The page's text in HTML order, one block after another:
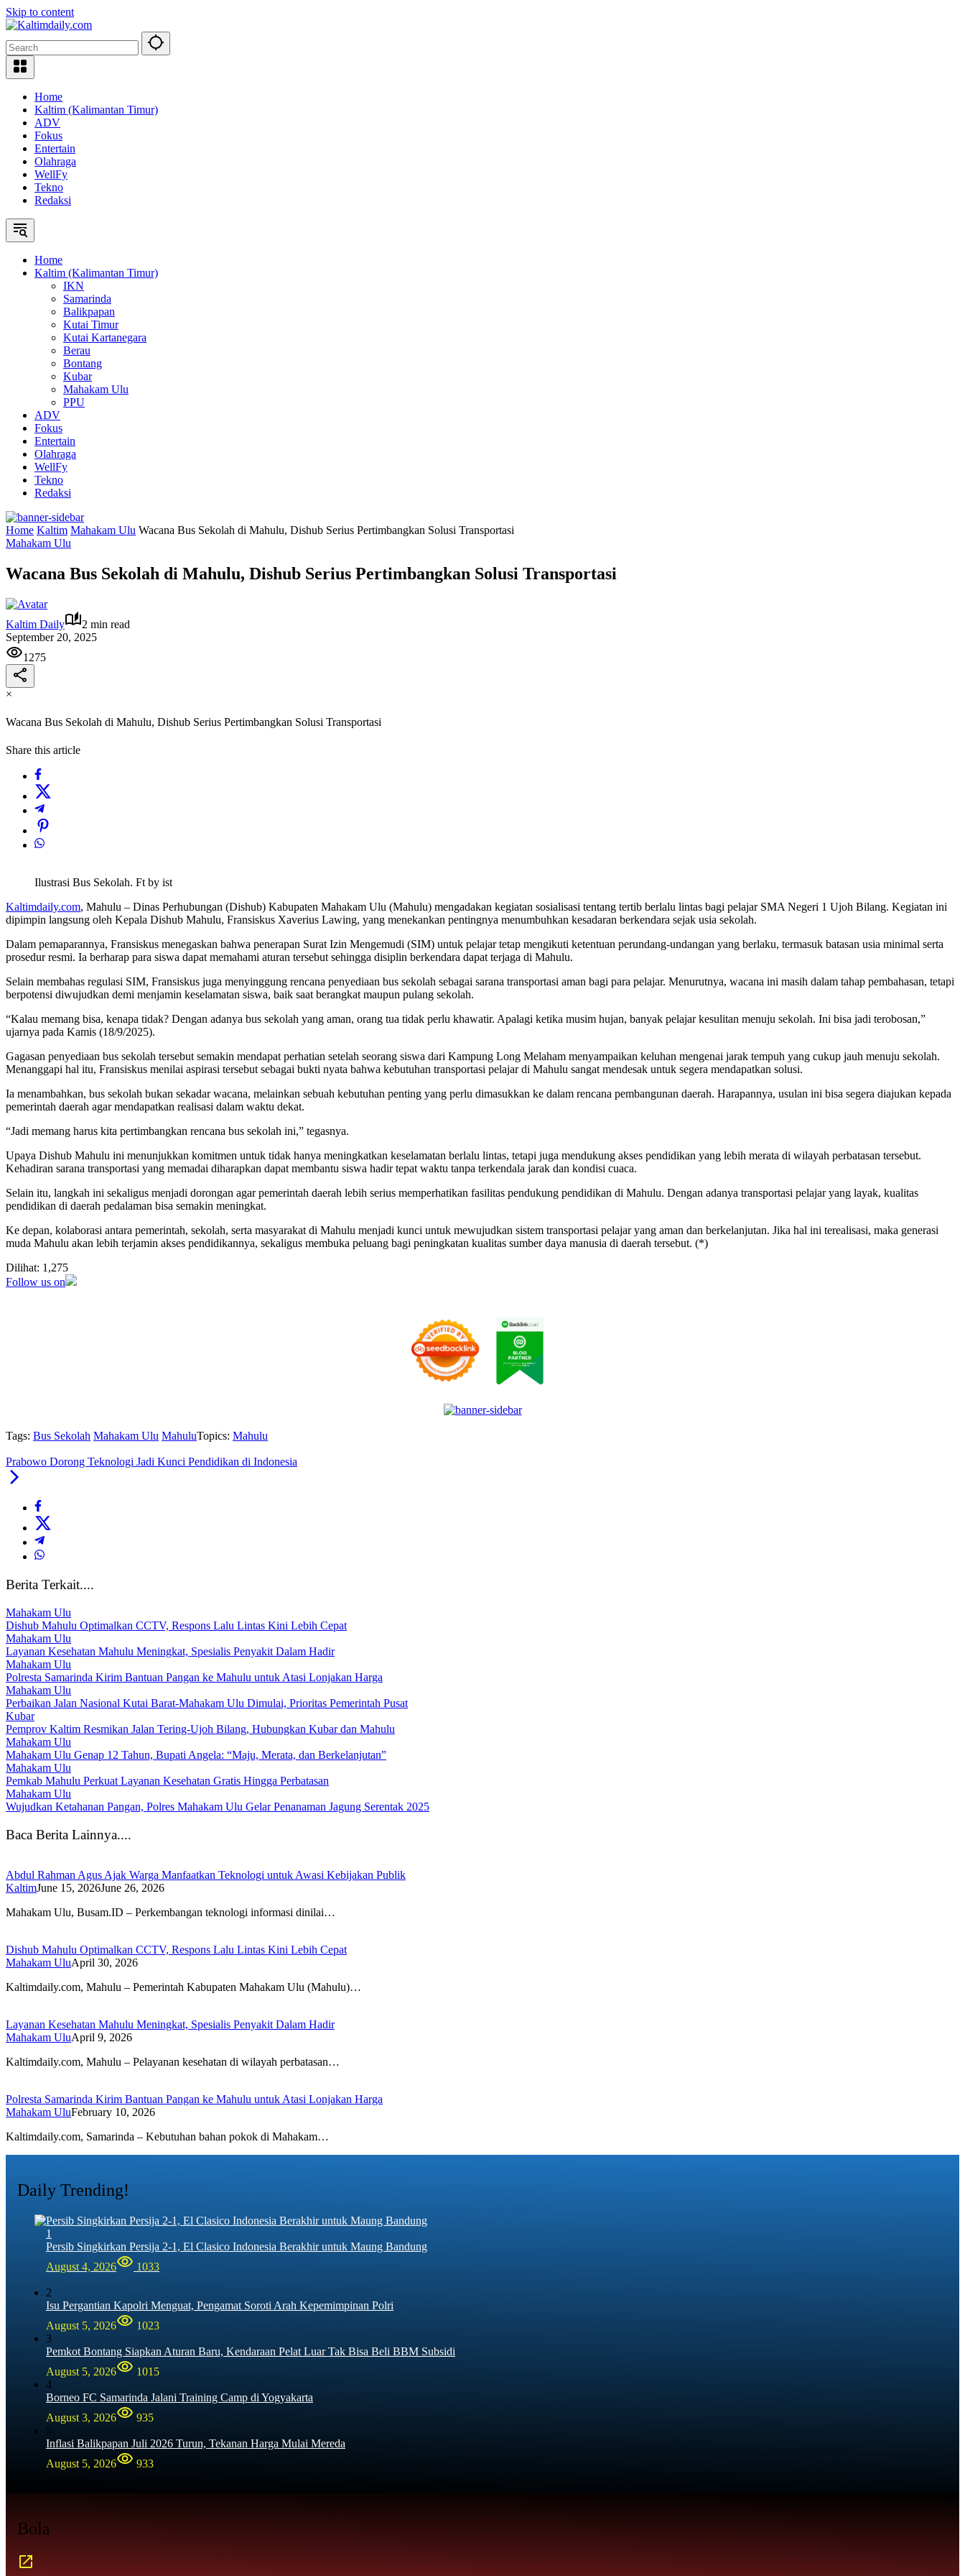
Skip to content
Home
Kaltim (Kalimantan Timur)
ADV
Fokus
Entertain
Olahraga
WellFy
Tekno
Redaksi
Home
Kaltim (Kalimantan Timur)
IKN
Samarinda
Balikpapan
Kutai Timur
Kutai Kartanegara
Berau
Bontang
Kubar
Mahakam Ulu
PPU
ADV
Fokus
Entertain
Olahraga
WellFy
Tekno
Redaksi
Home Kaltim Mahakam Ulu Wacana Bus Sekolah di Mahulu, Dishub Serius Pertimbangkan Solusi Transportasi
Mahakam Ulu
Wacana Bus Sekolah di Mahulu, Dishub Serius Pertimbangkan Solusi Transportasi
Kaltim Daily
2 min read
September 20, 2025
1275
×
Wacana Bus Sekolah di Mahulu, Dishub Serius Pertimbangkan Solusi Transportasi
Share this article
Ilustrasi Bus Sekolah. Ft by ist
Kaltimdaily.com, Mahulu – Dinas Perhubungan (Dishub) Kabupaten Mahakam Ulu (Mahulu) mengadakan kegiatan sosialisasi tentang tertib berlalu lintas bagi pelajar SMA Negeri 1 Ujoh Bilang. Kegiatan ini
dipimpin langsung oleh Kepala Dishub Mahulu, Fransiskus Xaverius Lawing, yang menekankan pentingnya menumbuhkan kesadaran berkendara sejak usia sekolah.
Dalam pemaparannya, Fransiskus menegaskan bahwa penerapan Surat Izin Mengemudi (SIM) untuk pelajar tetap mengikuti ketentuan perundang-undangan yang berlaku, termasuk batasan usia minimal serta
prosedur resmi. Ia berharap para siswa dapat memahami aturan tersebut sehingga disiplin berkendara dapat terjaga di Mahulu.
Selain membahas regulasi SIM, Fransiskus juga menyinggung rencana penyediaan bus sekolah sebagai sarana transportasi aman bagi para pelajar. Menurutnya, wacana ini masih dalam tahap pembahasan, tetapi
berpotensi diwujudkan demi menjamin keselamatan siswa, baik saat berangkat maupun pulang sekolah.
“Kalau memang bisa, kenapa tidak? Dengan adanya bus sekolah yang aman, orang tua tidak perlu khawatir. Apalagi ketika musim hujan, banyak pelajar kesulitan menuju sekolah. Ini bisa jadi terobosan,”
ujarnya pada Kamis (18/9/2025).
Gagasan penyediaan bus sekolah tersebut semakin mendapat perhatian setelah seorang siswa dari Kampung Long Melaham menyampaikan keluhan mengenai jarak tempuh yang cukup jauh menuju sekolah.
Menanggapi hal itu, Fransiskus menilai aspirasi tersebut sebagai bukti nyata bahwa kebutuhan transportasi pelajar di Mahulu sangat mendesak untuk segera mendapatkan solusi.
Ia menambahkan, bus sekolah bukan sekadar wacana, melainkan sebuah kebutuhan penting yang perlu dimasukkan ke dalam rencana pembangunan daerah. Harapannya, usulan ini bisa segera diajukan kepada
pemerintah daerah agar mendapatkan realisasi dalam waktu dekat.
“Jadi memang harus kita pertimbangkan rencana bus sekolah ini,” tegasnya.
Upaya Dishub Mahulu ini menunjukkan komitmen untuk tidak hanya meningkatkan keselamatan berlalu lintas, tetapi juga mendukung akses pendidikan yang lebih merata di wilayah perbatasan tersebut.
Kehadiran sarana transportasi yang memadai diharapkan dapat membantu siswa hadir tepat waktu tanpa terkendala jarak dan kondisi cuaca.
Selain itu, langkah ini sekaligus menjadi dorongan agar pemerintah daerah lebih serius memperhatikan fasilitas pendukung pendidikan di Mahulu. Dengan adanya transportasi pelajar yang layak, kualitas
pendidikan di daerah pedalaman bisa semakin meningkat.
Ke depan, kolaborasi antara pemerintah, sekolah, serta masyarakat di Mahulu menjadi kunci untuk mewujudkan sistem transportasi pelajar yang aman dan berkelanjutan. Jika hal ini terealisasi, maka generasi
muda Mahulu akan lebih terjamin akses pendidikannya, sekaligus membuka peluang bagi peningkatan kualitas sumber daya manusia di daerah tersebut. (*)
Dilihat: 1,275
Follow us on
Tags: Bus Sekolah Mahakam Ulu MahuluTopics: Mahulu
Prabowo Dorong Teknologi Jadi Kunci Pendidikan di Indonesia
Berita Terkait....
Mahakam Ulu
Dishub Mahulu Optimalkan CCTV, Respons Lalu Lintas Kini Lebih Cepat
Mahakam Ulu
Layanan Kesehatan Mahulu Meningkat, Spesialis Penyakit Dalam Hadir
Mahakam Ulu
Polresta Samarinda Kirim Bantuan Pangan ke Mahulu untuk Atasi Lonjakan Harga
Mahakam Ulu
Perbaikan Jalan Nasional Kutai Barat-Mahakam Ulu Dimulai, Prioritas Pemerintah Pusat
Kubar
Pemprov Kaltim Resmikan Jalan Tering-Ujoh Bilang, Hubungkan Kubar dan Mahulu
Mahakam Ulu
Mahakam Ulu Genap 12 Tahun, Bupati Angela: “Maju, Merata, dan Berkelanjutan”
Mahakam Ulu
Pemkab Mahulu Perkuat Layanan Kesehatan Gratis Hingga Perbatasan
Mahakam Ulu
Wujudkan Ketahanan Pangan, Polres Mahakam Ulu Gelar Penanaman Jagung Serentak 2025
Baca Berita Lainnya....
Abdul Rahman Agus Ajak Warga Manfaatkan Teknologi untuk Awasi Kebijakan Publik
KaltimJune 15, 2026June 26, 2026
Mahakam Ulu, Busam.ID – Perkembangan teknologi informasi dinilai…
Dishub Mahulu Optimalkan CCTV, Respons Lalu Lintas Kini Lebih Cepat
Mahakam UluApril 30, 2026
Kaltimdaily.com, Mahulu – Pemerintah Kabupaten Mahakam Ulu (Mahulu)…
Layanan Kesehatan Mahulu Meningkat, Spesialis Penyakit Dalam Hadir
Mahakam UluApril 9, 2026
Kaltimdaily.com, Mahulu – Pelayanan kesehatan di wilayah perbatasan…
Polresta Samarinda Kirim Bantuan Pangan ke Mahulu untuk Atasi Lonjakan Harga
Mahakam UluFebruary 10, 2026
Kaltimdaily.com, Samarinda – Kebutuhan bahan pokok di Mahakam…
Daily Trending!
1
Persib Singkirkan Persija 2-1, El Clasico Indonesia Berakhir untuk Maung Bandung
August 4, 2026
1033
2
Isu Pergantian Kapolri Menguat, Pengamat Soroti Arah Kepemimpinan Polri
August 5, 2026
1023
3
Pemkot Bontang Siapkan Aturan Baru, Kendaraan Pelat Luar Tak Bisa Beli BBM Subsidi
August 5, 2026
1015
4
Borneo FC Samarinda Jalani Training Camp di Yogyakarta
August 3, 2026
935
5
Inflasi Balikpapan Juli 2026 Turun, Tekanan Harga Mulai Mereda
August 5, 2026
933
Bola